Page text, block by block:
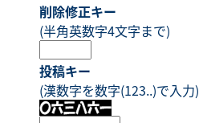
削除修正キー
(半角英数字4文字まで)
投稿キー
(漢数字を数字(123..)で入力)